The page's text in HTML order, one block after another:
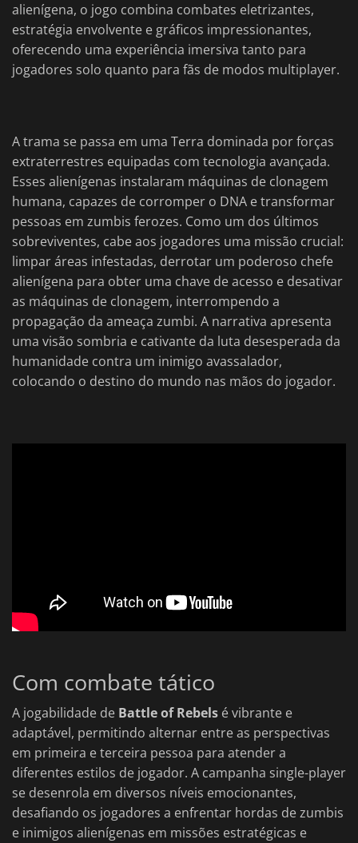
alienígena, o jogo combina combates eletrizantes,
estratégia envolvente e gráficos impressionantes,
oferecendo uma experiência imersiva tanto para
jogadores solo quanto para fãs de modos multiplayer.
A trama se passa em uma Terra dominada por forças
extraterrestres equipadas com tecnologia avançada.
Esses alienígenas instalaram máquinas de clonagem
humana, capazes de corromper o DNA e transformar
pessoas em zumbis ferozes. Como um dos últimos
sobreviventes, cabe aos jogadores uma missão crucial:
limpar áreas infestadas, derrotar um poderoso chefe
alienígena para obter uma chave de acesso e desativar
as máquinas de clonagem, interrompendo a
propagação da ameaça zumbi. A narrativa apresenta
uma visão sombria e cativante da luta desesperada da
humanidade contra um inimigo avassalador,
colocando o destino do mundo nas mãos do jogador.
Com combate tático
A jogabilidade de Battle of Rebels é vibrante e
adaptável, permitindo alternar entre as perspectivas
em primeira e terceira pessoa para atender a
diferentes estilos de jogador. A campanha single-player
se desenrola em diversos níveis emocionantes,
desafiando os jogadores a enfrentar hordas de zumbis
e inimigos alienígenas em missões estratégicas e